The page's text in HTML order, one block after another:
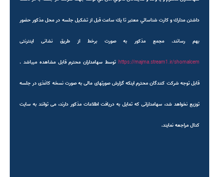
داشتن مدارك و كارت شناسائي معتبر تا يك ساعت قبل از تشكيل جلسه در محل مذكور حضور
بهم رسانند. مجمع مذکور به صورت برخط از طریق نشانی اینترنتی
https://majma.stream1.ir/shomalcem توسط سهامداران محترم قابل مشاهده میباشد .
قابل توجه شرکت کنندگان محترم اینکه گزارش صورتهای مالی به صورت نسخه کاغذی در جلسه
توزیع نخواهد شد، سهامدارانی که تمایل به دریافت اطلاعات مذکور دارند، می توانند به سایت
کدال مراجعه نمایند.